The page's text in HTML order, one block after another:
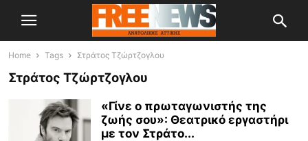
Home Tags Στράτος Τζώρτζογλου
Στράτος Τζώρτζογλου
«Γίνε ο πρωταγωνιστής της
ζωής σου»: Θεατρικό εργαστήρι
με τον Στράτο...